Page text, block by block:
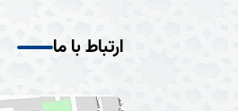
ارتباط با ما